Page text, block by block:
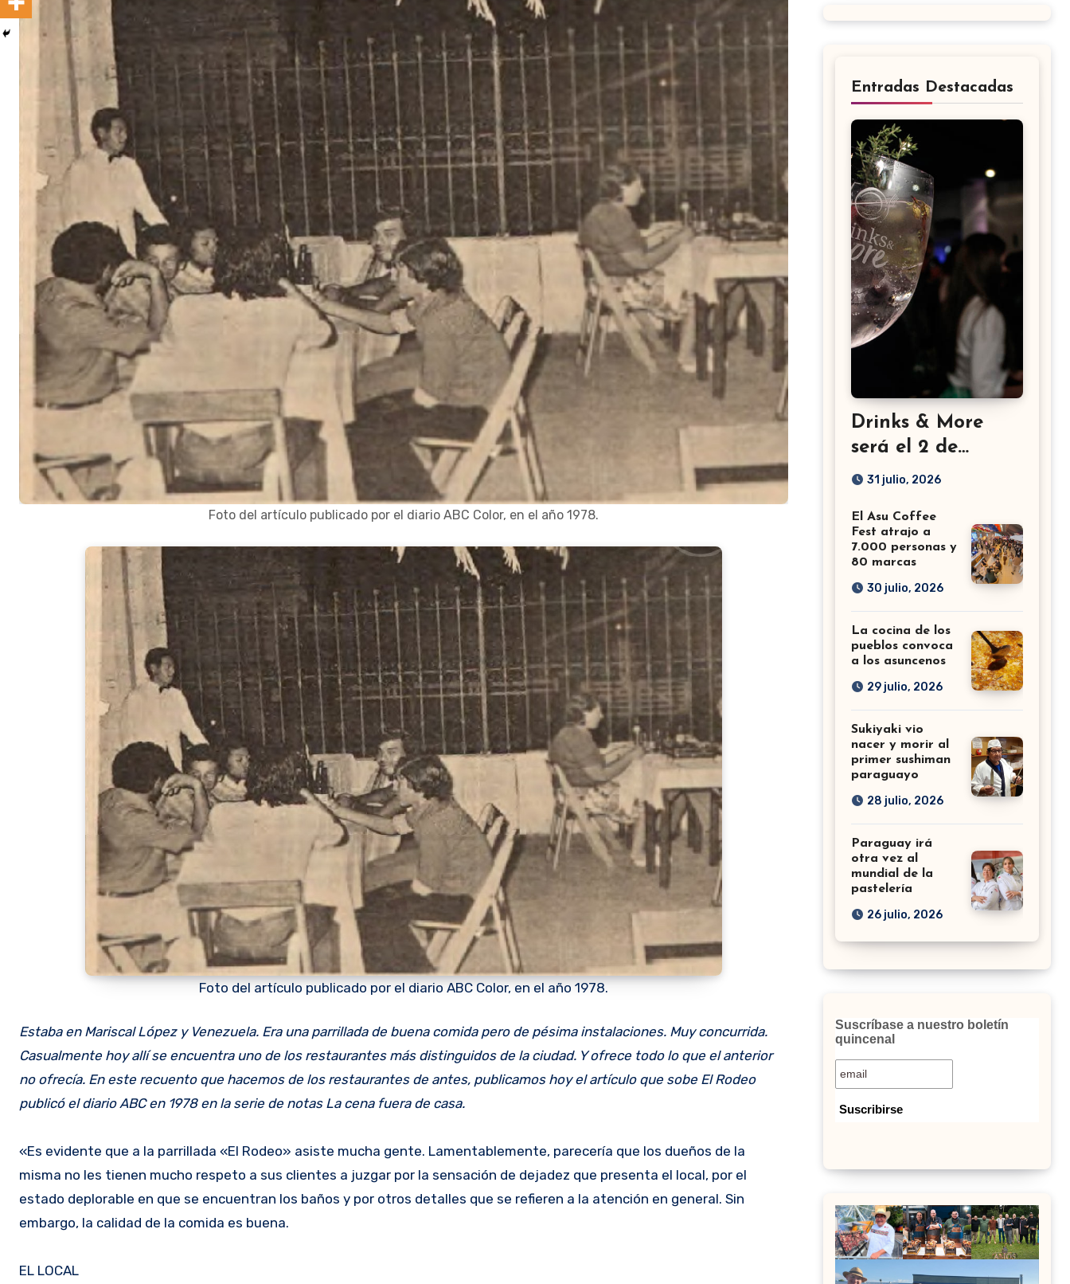
Foto del artículo publicado por el diario ABC Color, en el año 1978.
Foto del artículo publicado por el diario ABC Color, en el año 1978.
Estaba en Mariscal López y Venezuela. Era una parrillada de buena comida pero de pésima instalaciones. Muy concurrida.
Casualmente hoy allí se encuentra uno de los restaurantes más distinguidos de la ciudad. Y ofrece todo lo que el anterior
no ofrecía. En este recuento que hacemos de los restaurantes de antes, publicamos hoy el artículo que sobe El Rodeo
publicó el diario ABC en 1978 en la serie de notas La cena fuera de casa.
«Es evidente que a la parrillada «El Rodeo» asiste mucha gente. Lamentablemente, parecería que los dueños de la
misma no les tienen mucho respeto a sus clientes a juzgar por la sensación de dejadez que presenta el local, por el
estado deplorable en que se encuentran los baños y por otros detalles que se refieren a la atención en general. Sin
embargo, la calidad de la comida es buena.
EL LOCAL
Entradas Destacadas
Drinks & More
será el 2 de
setiembre en el
31 julio, 2026
El Asu Coffee
Fest atrajo a
7.000 personas y
80 marcas
30 julio, 2026
La cocina de los
pueblos convoca
a los asuncenos
29 julio, 2026
Sukiyaki vio
nacer y morir al
primer sushiman
paraguayo
28 julio, 2026
Paraguay irá
otra vez al
mundial de la
pastelería
26 julio, 2026
Suscríbase a nuestro boletín
quincenal